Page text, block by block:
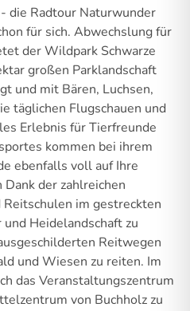
die Radtour Naturwunder
für sich. Abwechslung für
der Wildpark Schwarze
großen Parklandschaft
und mit Bären, Luchsen,
täglichen Flugschauen und
Erlebnis für Tierfreunde
kommen bei ihrem
ebenfalls voll auf Ihre
der zahlreichen
im gestreckten
Heidelandschaft zu
Reitwegen
und Wiesen zu reiten. Im
das Veranstaltungszentrum
von Buchholz zu